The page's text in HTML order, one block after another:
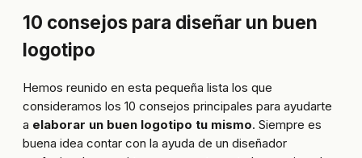
10 consejos para diseñar un buen
logotipo
Hemos reunido en esta pequeña lista los que
consideramos los 10 consejos principales para ayudarte
a elaborar un buen logotipo tu mismo. Siempre es
buena idea contar con la ayuda de un diseñador